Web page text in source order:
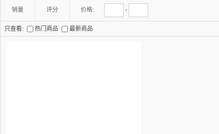
销量 评分 价格: -
只查看: 热门商品 最新商品